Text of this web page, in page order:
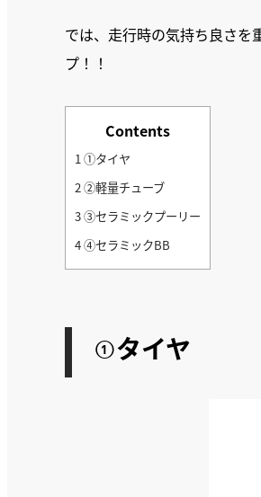
では、走行時の気持ち良さを
プ！！
Contents
1①タイヤ
2②軽量チューブ
3③セラミックプーリー
4④セラミックBB
①タイヤ